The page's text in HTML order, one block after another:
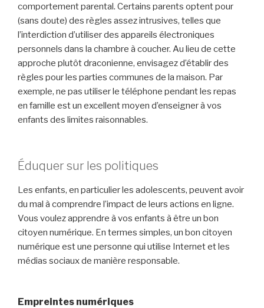
comportement parental. Certains parents optent pour
(sans doute) des règles assez intrusives, telles que
l’interdiction d’utiliser des appareils électroniques
personnels dans la chambre à coucher. Au lieu de cette
approche plutôt draconienne, envisagez d’établir des
règles pour les parties communes de la maison. Par
exemple, ne pas utiliser le téléphone pendant les repas
en famille est un excellent moyen d’enseigner à vos
enfants des limites raisonnables.
Éduquer sur les politiques
Les enfants, en particulier les adolescents, peuvent avoir
du mal à comprendre l’impact de leurs actions en ligne.
Vous voulez apprendre à vos enfants à être un bon
citoyen numérique. En termes simples, un bon citoyen
numérique est une personne qui utilise Internet et les
médias sociaux de manière responsable.
Empreintes numériques